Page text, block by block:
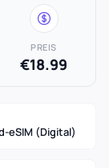
PREIS
€18.99
eSIM (Digital)